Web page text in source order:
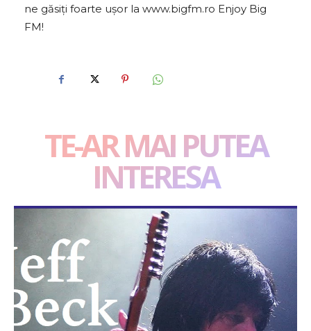
ne găsiţi foarte uşor la www.bigfm.ro Enjoy Big
FM!
TE-AR MAI PUTEA
INTERESA